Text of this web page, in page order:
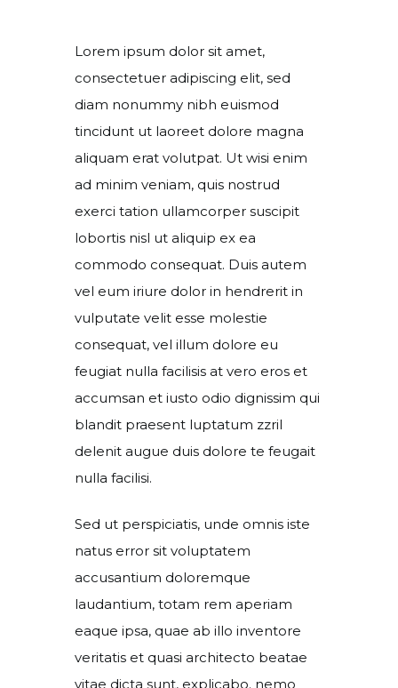
Lorem ipsum dolor sit amet,
consectetuer adipiscing elit, sed
diam nonummy nibh euismod
tincidunt ut laoreet dolore magna
aliquam erat volutpat. Ut wisi enim
ad minim veniam, quis nostrud
exerci tation ullamcorper suscipit
lobortis nisl ut aliquip ex ea
commodo consequat. Duis autem
vel eum iriure dolor in hendrerit in
vulputate velit esse molestie
consequat, vel illum dolore eu
feugiat nulla facilisis at vero eros et
accumsan et iusto odio dignissim qui
blandit praesent luptatum zzril
delenit augue duis dolore te feugait
nulla facilisi.
Sed ut perspiciatis, unde omnis iste
natus error sit voluptatem
accusantium doloremque
laudantium, totam rem aperiam
eaque ipsa, quae ab illo inventore
veritatis et quasi architecto beatae
vitae dicta sunt, explicabo. nemo